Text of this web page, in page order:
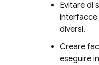
Evitare di
interfacce
diversi.
Creare
eseguire